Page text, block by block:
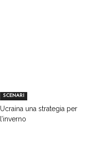
SCENARI
Ucraina una strategia per
l’inverno